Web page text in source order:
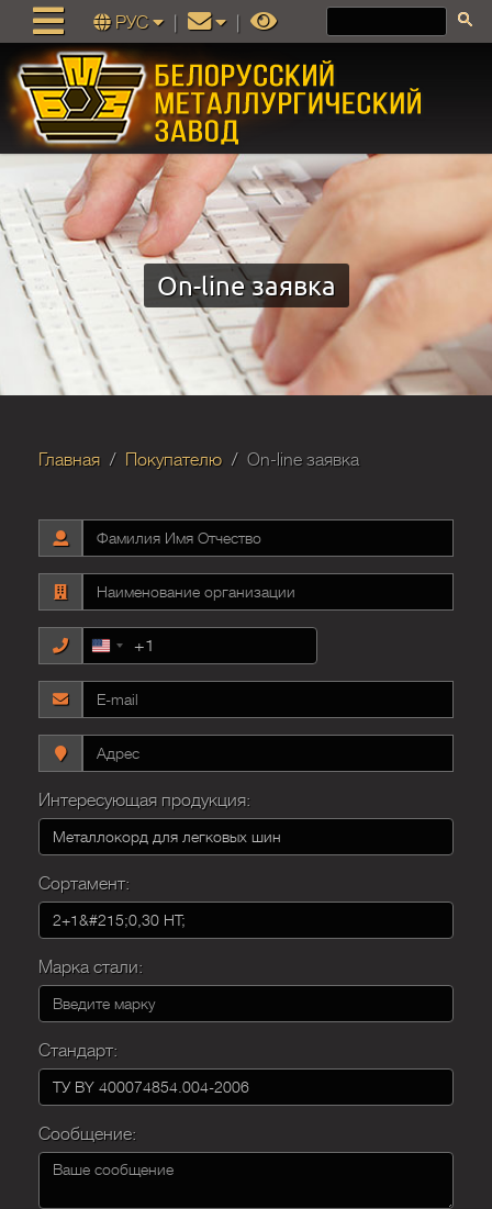
РУС
On-line заявка
Главная Покупателю On-line заявка
United
+1
+1
Интересующая продукция:
Сортамент:
Марка стали:
Стандарт:
Сообщение: